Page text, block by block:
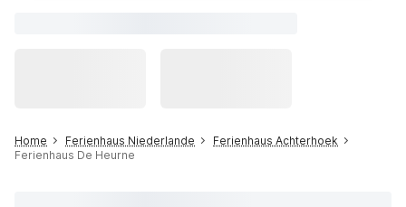
Home Ferienhaus Niederlande
Ferienhaus Achterhoek
Ferienhaus De Heurne